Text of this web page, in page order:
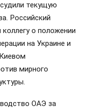
текущую
Российский
о положении
на Украине и
мирного
ОАЭ за